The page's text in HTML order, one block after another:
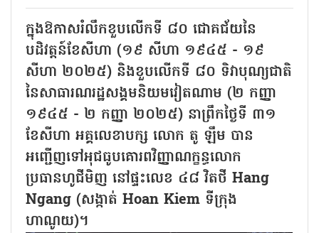
ក្នុងឱកាសរំលឹកខួបលើកទី ៨០ ជោគជ័យនៃ
បដិវត្តន៍ខែសីហា (១៩ សីហា ១៩៤៥ - ១៩
សីហា ២០២៥) និងខួបលើកទី ៨០ ទិវាបុណ្យជាតិ
នៃសាធារណរដ្ឋសង្គមនិយមវៀតណាម (២ កញ្ញា
១៩៤៥ - ២ កញ្ញា ២០២៥) នាព្រឹកថ្ងៃទី ៣១
ខែសីហា អគ្គលេខាបក្ស លោក តូ ឡឹម បាន
អញ្ជើញទៅអុជធូបគោរពវិញ្ញាណក្ខន្ធលោក
ប្រធានហូជីមិញ នៅផ្ទះលេខ ៤៨ វិតថី Hang
Ngang (សង្កាត់ Hoan Kiem ទីក្រុង
ហាណូយ)។